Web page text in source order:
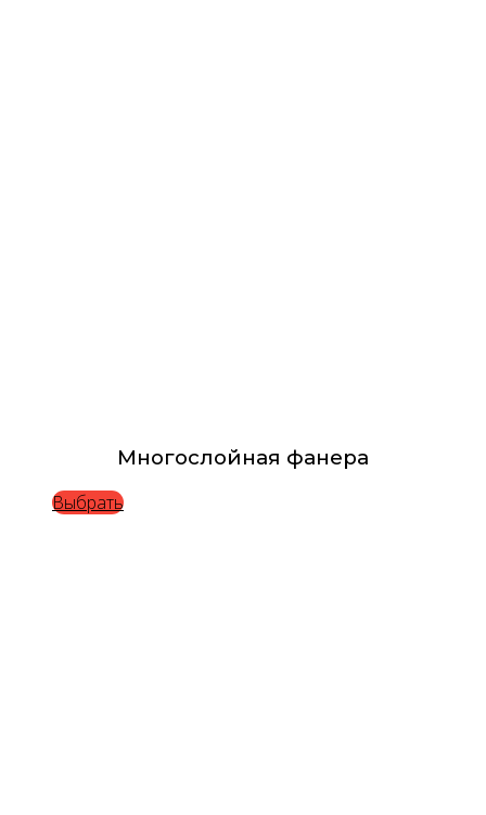
Многослойная фанера
Выбрать